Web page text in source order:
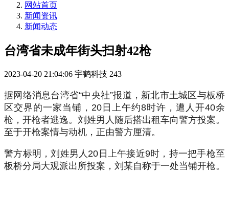
网站首页
新闻资讯
新闻动态
台湾省未成年街头扫射42枪
2023-04-20 21:04:06 宇鹤科技 243
据网络消息台湾省“中央社”报道，新北市土城区与板桥
区交界的一家当铺，20日上午约8时许，遭人开40余
枪，开枪者逃逸。刘姓男人随后搭出租车向警方投案。
至于开枪案情与动机，正由警方厘清。
警方标明，刘姓男人20日上午接近9时，持一把手枪至
板桥分局大观派出所投案，刘某自称于一处当铺开枪。